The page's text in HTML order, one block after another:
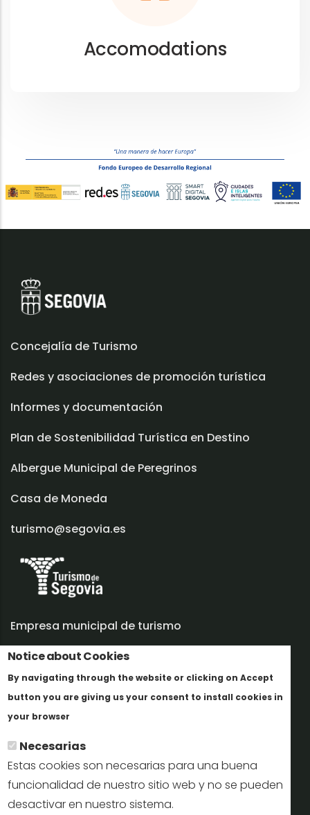
Notice about Cookies
By navigating through the website or clicking on Accept
button you are giving us your consent to install cookies in
your browser
Necesarias
Estas cookies son necesarias para una buena
funcionalidad de nuestro sitio web y no se pueden
desactivar en nuestro sistema.
Accomodations
Concejalía de Turismo
Redes y asociaciones de promoción turística
Informes y documentación
Plan de Sostenibilidad Turística en Destino
Albergue Municipal de Peregrinos
Casa de Moneda
turismo@segovia.es
Empresa municipal de turismo
Trabaja con nosotros
Informes y documentación
Perfil del contratante
Oficinas de Turismo
reservas@turismodesegovia.com
info@turismodesegovia.com